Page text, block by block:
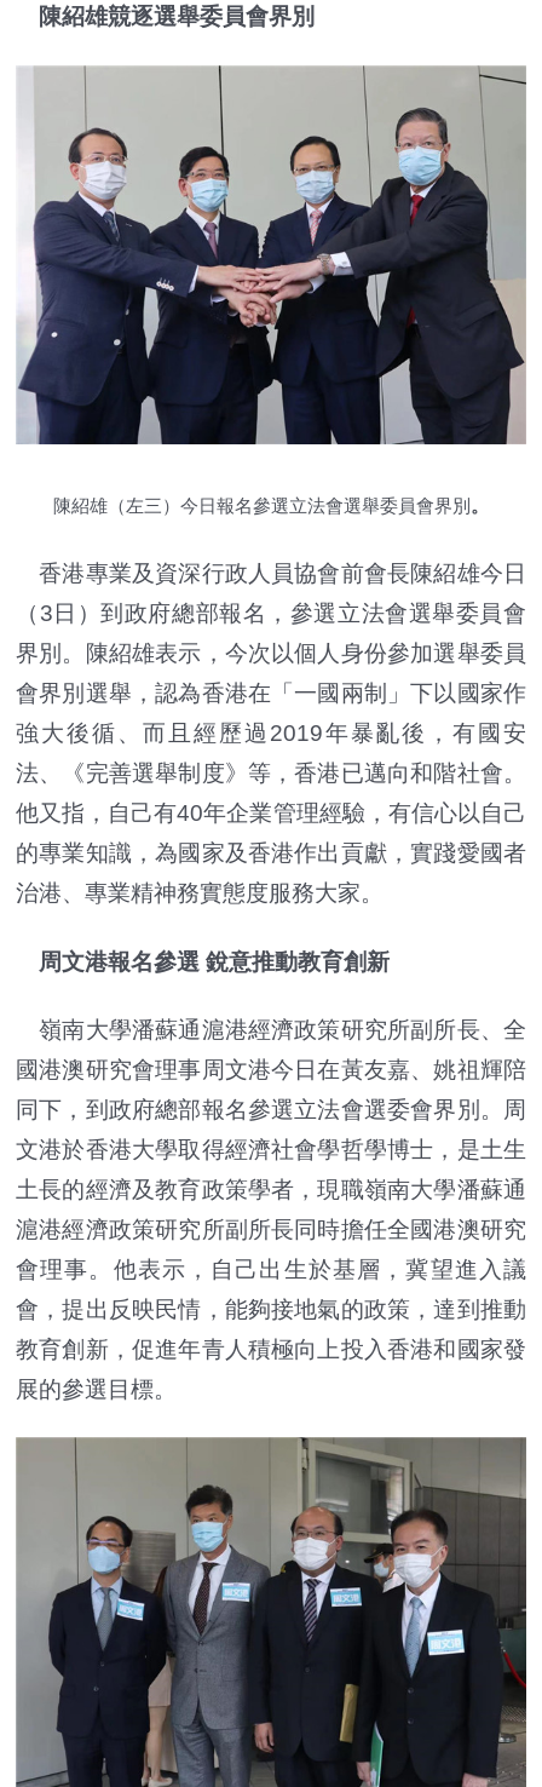
陳紹雄競逐選舉委員會界別
陳紹雄（左三）今日報名參選立法會選舉委員會界別 。
香港專業及資深行政人員協會前會長陳紹雄今日
（3日）到政府總部報名，參選立法會選舉委員會
界別。陳紹雄表示，今次以個人身份參加選舉委員
會界別選舉，認為香港在「一國兩制」下以國家作
強大後循、而且經歷過2019年暴亂後，有國安
法、《完善選舉制度》等，香港已邁向和階社會。
他又指，自己有40年企業管理經驗，有信心以自己
的專業知識，為國家及香港作出貢獻，實踐愛國者
治港、專業精神務實態度服務大家。
周文港報名參選 銳意推動教育創新
嶺南大學潘蘇通滬港經濟政策研究所副所長、全
國港澳研究會理事周文港今日在黃友嘉、姚祖輝陪
同下，到政府總部報名參選立法會選委會界別。周
文港於香港大學取得經濟社會學哲學博士，是土生
土長的經濟及教育政策學者，現職嶺南大學潘蘇通
滬港經濟政策研究所副所長同時擔任全國港澳研究
會理事。他表示，自己出生於基層，冀望進入議
會，提出反映民情，能夠接地氣的政策，達到推動
教育創新，促進年青人積極向上投入香港和國家發
展的參選目標。